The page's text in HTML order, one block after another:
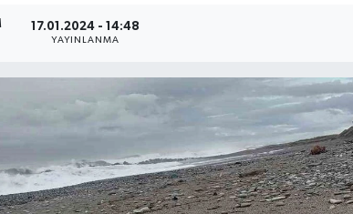
17.01.2024 - 14:48
YAYINLANMA